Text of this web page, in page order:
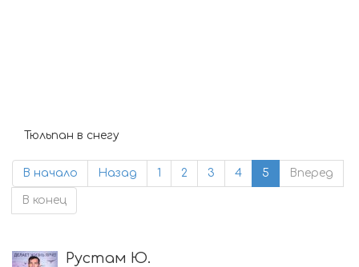
Тюльпан в снегу
В начало Назад 1 2 3 4 5 Вперед
В конец
Рустам Ю.